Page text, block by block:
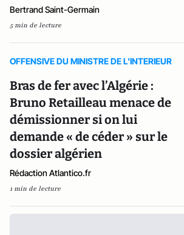
Bertrand Saint-Germain
5 min de lecture
OFFENSIVE DU MINISTRE DE L'INTERIEUR
Bras de fer avec l’Algérie :
Bruno Retailleau menace de
démissionner si on lui
demande « de céder » sur le
dossier algérien
Rédaction Atlantico.fr
1 min de lecture